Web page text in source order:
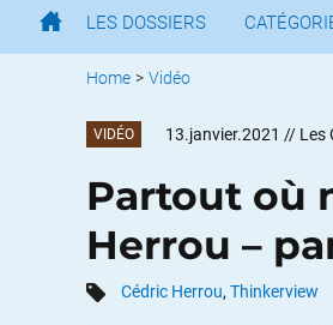
LES DOSSIERS
Home > Vidéo
VIDÉO 13.janvier.2021 // Les
Partout où
Herrou –
Cédric Herrou, Thinkerview